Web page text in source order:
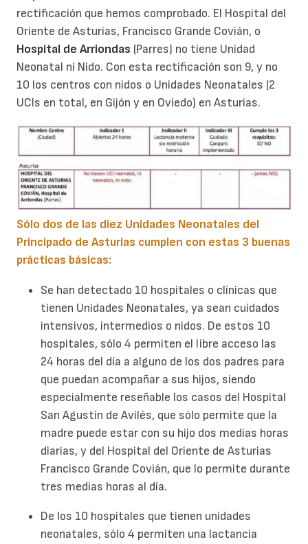
rectificación que hemos comprobado. El Hospital del
Oriente de Asturias, Francisco Grande Covián, o
Hospital de Arriondas (Parres) no tiene Unidad
Neonatal ni Nido. Con esta rectificación son 9, y no
10 los centros con nidos o Unidades Neonatales (2
UCIs en total, en Gijón y en Oviedo) en Asturias.
Sólo dos de las diez Unidades Neonatales del
Principado de Asturias cumplen con estas 3 buenas
prácticas básicas:
Se han detectado 10 hospitales o clínicas que
tienen Unidades Neonatales, ya sean cuidados
intensivos, intermedios o nidos. De estos 10
hospitales, sólo 4 permiten el libre acceso las
24 horas del día a alguno de los dos padres para
que puedan acompañar a sus hijos, siendo
especialmente reseñable los casos del Hospital
San Agustín de Avilés, que sólo permite que la
madre puede estar con su hijo dos medias horas
diarias, y del Hospital del Oriente de Asturias
Francisco Grande Covián, que lo permite durante
tres medias horas al día.
De los 10 hospitales que tienen unidades
neonatales, sólo 4 permiten una lactancia